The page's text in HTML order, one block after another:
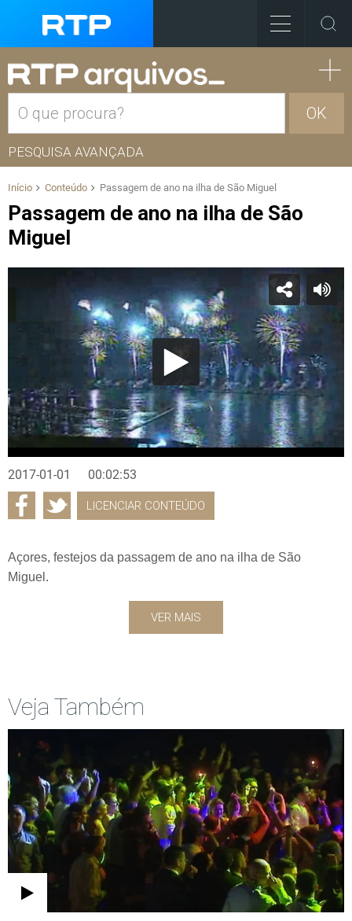
OK
PESQUISA AVANÇADA
Início Conteúdo Passagem de ano na ilha de São Miguel
Passagem de ano na ilha de São
Miguel
2017-01-01 00:02:53
LICENCIAR CONTEÚDO
Açores, festejos da passagem de ano na ilha de São
Miguel.
VER MAIS
Veja Também